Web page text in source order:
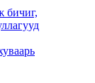
бичиг,